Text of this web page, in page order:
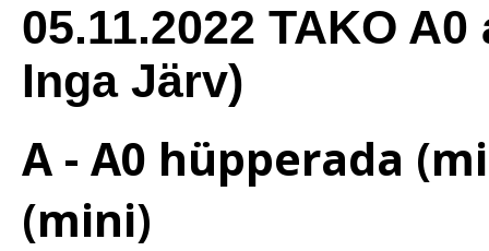
05.11.2022 TAKO
Inga Järv)
A - A0 hüpperada
(mini)